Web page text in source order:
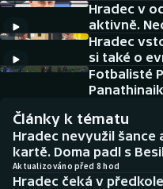
DALŠÍ SPORTY
Americký fotbal
Baseball a softbal
Basketbal
Biatlon
NEPŘEHLÉDNĚTE
Historické návraty
Aplikace ČT sport
Hradec v
aktivně.
Hradec
si také o
Fotbalisté
Články k tématu
Hradec nevyužil
kartě. Doma padl s
Aktualizováno před 8 hod
Hradec čeká v